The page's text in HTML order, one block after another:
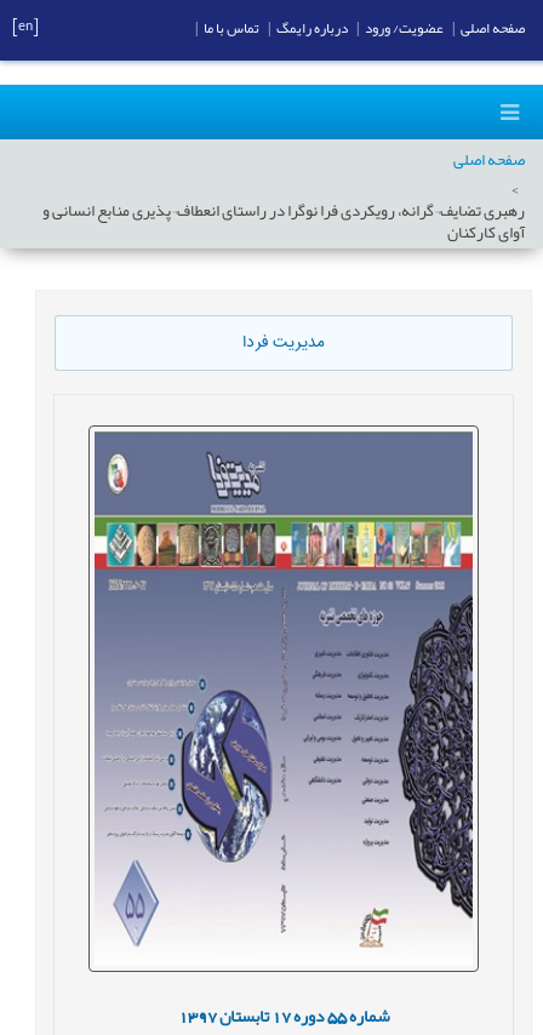
صفحه اصلی
رهبری تضایف¬گرانه، رویکردی فرا نوگرا در راستای انعطاف¬پذیری منابع انسانی و
آوای کارکنان
مدیریت فردا
شماره55 دوره17 تابستان1397
صفحه اصلی عضویت/ ورود درباره رایمگ تماس با ما